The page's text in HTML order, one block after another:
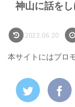
神山に話を
2023.06.20
本サイトにはプロ